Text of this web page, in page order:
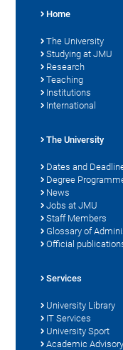
Home
The University
Studying at JMU
Research
Teaching
Institutions
International
The University
Dates and
Degree
News
Jobs at JMU
Staff Members
Glossary of
Official
Services
University Library
IT Services
University Sport
Academic